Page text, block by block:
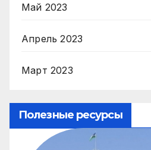
Май 2023
Апрель 2023
Март 2023
Полезные ресурсы